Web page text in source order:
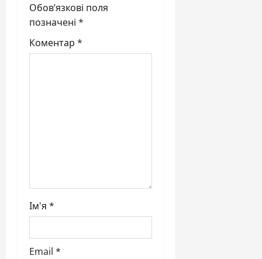
t
i
Обов’язкові поля
позначені *
Коментар *
Ім'я *
Email *